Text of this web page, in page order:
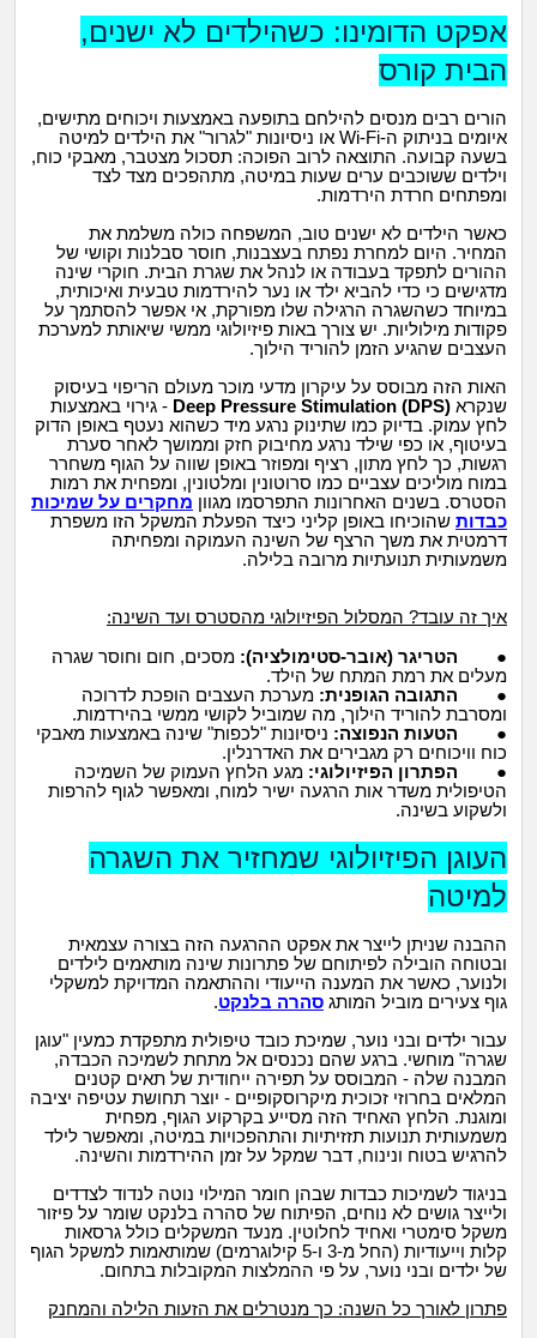
אפקט הדומינו: כשהילדים לא ישנים,
הבית קורס
הורים רבים מנסים להילחם בתופעה באמצעות ויכוחים מתישים,
איומים בניתוק ה-Wi-Fi או ניסיונות "לגרור" את הילדים למיטה
בשעה קבועה. התוצאה לרוב הפוכה: תסכול מצטבר, מאבקי כוח,
וילדים ששוכבים ערים שעות במיטה, מתהפכים מצד לצד
ומפתחים חרדת הירדמות.
כאשר הילדים לא ישנים טוב, המשפחה כולה משלמת את
המחיר. היום למחרת נפתח בעצבנות, חוסר סבלנות וקושי של
ההורים לתפקד בעבודה או לנהל את שגרת הבית. חוקרי שינה
מדגישים כי כדי להביא ילד או נער להירדמות טבעית ואיכותית,
במיוחד כשהשגרה הרגילה שלו מפורקת, אי אפשר להסתמך על
פקודות מילוליות. יש צורך באות פיזיולוגי ממשי שיאותת למערכת
העצבים שהגיע הזמן להוריד הילוך.
האות הזה מבוסס על עיקרון מדעי מוכר מעולם הריפוי בעיסוק
שנקרא Deep Pressure Stimulation (DPS) - גירוי באמצעות
לחץ עמוק. בדיוק כמו שתינוק נרגע מיד כשהוא נעטף באופן הדוק
בעיטוף, או כפי שילד נרגע מחיבוק חזק וממושך לאחר סערת
רגשות, כך לחץ מתון, רציף ומפוזר באופן שווה על הגוף משחרר
במוח מוליכים עצביים כמו סרוטונין ומלטונין, ומפחית את רמות
הסטרס. בשנים האחרונות התפרסמו מגוון מחקרים על שמיכות
כבדות שהוכיחו באופן קליני כיצד הפעלת המשקל הזו משפרת
דרמטית את משך הרצף של השינה העמוקה ומפחיתה
משמעותית תנועתיות מרובה בלילה.
איך זה עובד? המסלול הפיזיולוגי מהסטרס ועד השינה:
● הטריגר (אובר-סטימולציה): מסכים, חום וחוסר שגרה
מעלים את רמת המתח של הילד.
● התגובה הגופנית: מערכת העצבים הופכת לדרוכה
ומסרבת להוריד הילוך, מה שמוביל לקושי ממשי בהירדמות.
● הטעות הנפוצה: ניסיונות "לכפות" שינה באמצעות מאבקי
כוח וויכוחים רק מגבירים את האדרנלין.
● הפתרון הפיזיולוגי: מגע הלחץ העמוק של השמיכה
הטיפולית משדר אות הרגעה ישיר למוח, ומאפשר לגוף להרפות
ולשקוע בשינה.
העוגן הפיזיולוגי שמחזיר את השגרה
למיטה
ההבנה שניתן לייצר את אפקט ההרגעה הזה בצורה עצמאית
ובטוחה הובילה לפיתוחם של פתרונות שינה מותאמים לילדים
ולנוער, כאשר את המענה הייעודי וההתאמה המדויקת למשקלי
גוף צעירים מוביל המותג סהרה בלנקט.
עבור ילדים ובני נוער, שמיכת כובד טיפולית מתפקדת כמעין "עוגן
שגרה" מוחשי. ברגע שהם נכנסים אל מתחת לשמיכה הכבדה,
המבנה שלה - המבוסס על תפירה ייחודית של תאים קטנים
המלאים בחרוזי זכוכית מיקרוסקופיים - יוצר תחושת עטיפה יציבה
ומוגנת. הלחץ האחיד הזה מסייע בקרקוע הגוף, מפחית
משמעותית תנועות תזזיתיות והתהפכויות במיטה, ומאפשר לילד
להרגיש בטוח ונינוח, דבר שמקל על זמן ההירדמות והשינה.
בניגוד לשמיכות כבדות שבהן חומר המילוי נוטה לנדוד לצדדים
ולייצר גושים לא נוחים, הפיתוח של סהרה בלנקט שומר על פיזור
משקל סימטרי ואחיד לחלוטין. מנעד המשקלים כולל גרסאות
קלות וייעודיות (החל מ-3 ו-5 קילוגרמים) שמותאמות למשקל הגוף
של ילדים ובני נוער, על פי ההמלצות המקובלות בתחום.
פתרון לאורך כל השנה: כך מנטרלים את הזעות הלילה והמחנק